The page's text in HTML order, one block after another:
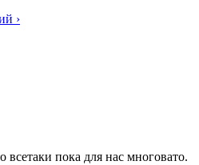
›
пока для нас многовато.